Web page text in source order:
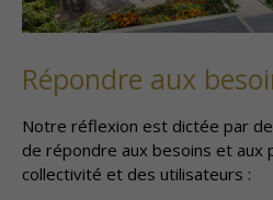
Répondre aux
Notre réflexion est dictée par
de répondre aux besoins et aux
collectivité et des utilisateurs :